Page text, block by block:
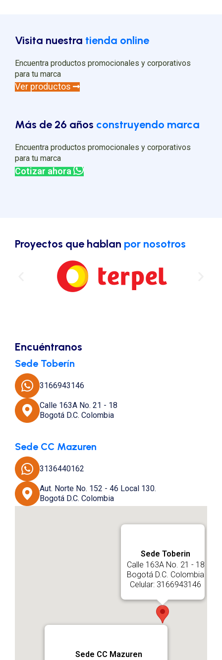
Visita nuestra tienda online
Encuentra productos promocionales y corporativos
para tu marca
Ver productos
Más de 26 años construyendo marca
Encuentra productos promocionales y corporativos
para tu marca
Cotizar ahora
Proyectos que hablan por nosotros
Encuéntranos
Sede Toberín
3166943146
Calle 163A No. 21 - 18
Bogotá D.C. Colombia
Sede CC Mazuren
3136440162
Aut. Norte No. 152 - 46 Local 130.
Bogotá D.C. Colombia
Sede Toberin
Calle 163A No. 21 - 18
Bogotá D.C. Colombia
Celular: 3166943146
Sede CC Mazuren